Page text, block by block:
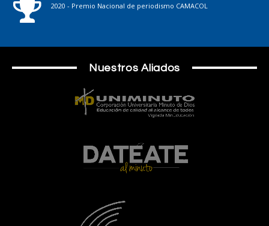
2020 - Premio Nacional de periodismo CAMACOL
Nuestros Aliados